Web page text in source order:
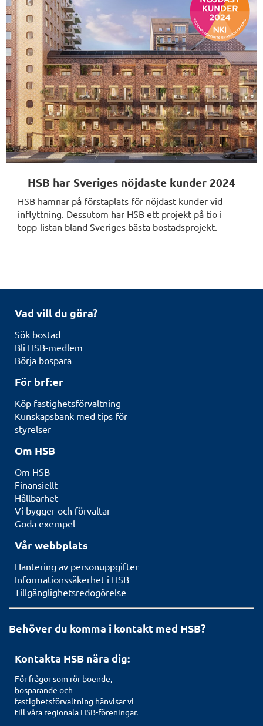
HSB har Sveriges nöjdaste kunder 2024
HSB hamnar på förstaplats för nöjdast kunder vid
inflyttning. Dessutom har HSB ett projekt på tio i
topp-listan bland Sveriges bästa bostadsprojekt.
Vad vill du göra?
Sök bostad
Bli HSB-medlem
Börja bospara
För brf:er
Köp fastighetsförvaltning
Kunskapsbank med tips för
styrelser
Om HSB
Om HSB
Finansiellt
Hållbarhet
Vi bygger och förvaltar
Goda exempel
Vår webbplats
Hantering av personuppgifter
Informationssäkerhet i HSB
Tillgänglighetsredogörelse
Behöver du komma i kontakt med HSB?
Kontakta HSB nära dig:
För frågor som rör boende,
bosparande och
fastighetsförvaltning hänvisar vi
till våra regionala HSB-föreningar.